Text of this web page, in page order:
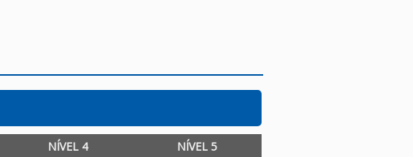
NÍVEL 4 NÍVEL 5